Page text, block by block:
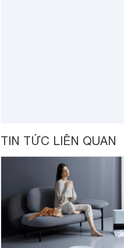
TIN TỨC LIÊN QUAN